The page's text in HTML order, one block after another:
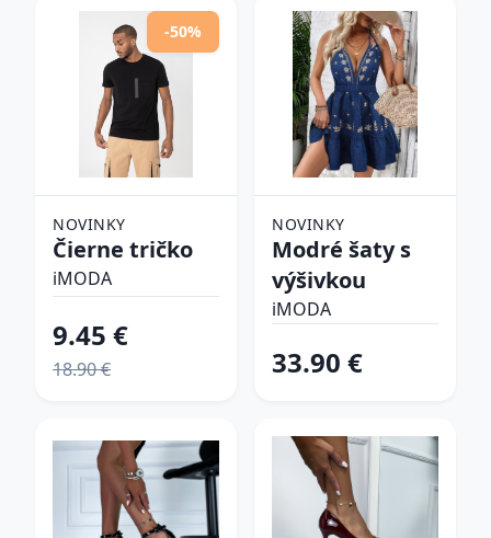
-50%
NOVINKY
Čierne tričko
iMODA
9.45 €
18.90 €
NOVINKY
Modré šaty s
výšivkou
iMODA
33.90 €